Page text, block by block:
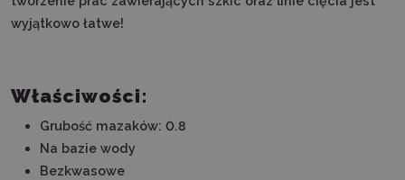
wyjątkowo łatwe!
Właściwości:
Grubość mazaków: 0.8
Na bazie wody
Bezkwasowe